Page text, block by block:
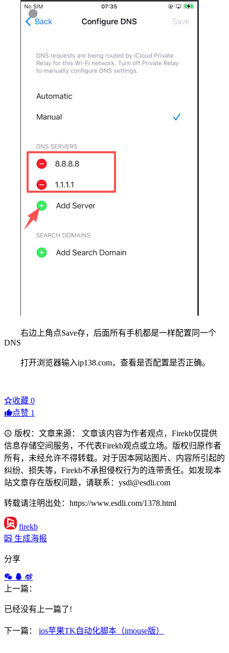
右边上角点Save存，后面所有手机都是一样配置同一个
DNS
打开浏览器输入ip138.com，查看是否配置是否正确。
收藏 0
点赞 1
版权：文章来源： 文章该内容为作者观点，Firekb仅提供
信息存储空间服务，不代表Firekb观点或立场。版权归原作者
所有，未经允许不得转载。对于因本网站图片、内容所引起的
纠纷、损失等，Firekb不承担侵权行为的连带责任。如发现本
站文章存在版权问题，请联系：ysdl@esdli.com
转载请注明出处：https://www.esdli.com/1378.html
firekb
生成海报
分享
上一篇：
已经没有上一篇了!
下一篇： ios苹果TK自动化脚本（imouse版）